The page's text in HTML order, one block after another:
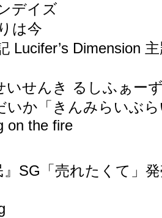
デイズ
は今
Lucifer’s Dimension
いせんき るしふぁー
か「きんみらいぶら
the fire
』SG「売れたくて」